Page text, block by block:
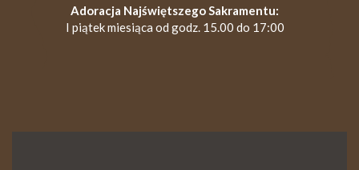
Adoracja Najświętszego Sakramentu:
I piątek miesiąca od godz. 15.00 do 17:00